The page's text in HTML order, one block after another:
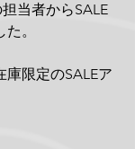
担当者からSALE
。
限定のSALEア